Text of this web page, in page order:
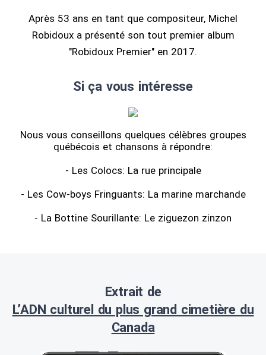
Après 53 ans en tant que compositeur, Michel
Robidoux a présenté son tout premier album
"Robidoux Premier" en 2017.
Si ça vous intéresse
Nous vous conseillons quelques célèbres groupes
québécois et chansons à répondre:
- Les Colocs: La rue principale
- Les Cow-boys Fringuants: La marine marchande
- La Bottine Sourillante: Le ziguezon zinzon
Extrait de
L’ADN culturel du plus grand cimetière du
Canada